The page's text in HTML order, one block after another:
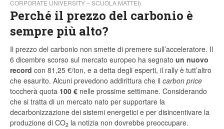
CORPORATE UNIVERSITY – SCUOLA MATTEI)
Perché il prezzo del carbonio è
sempre più alto?
Il prezzo del carbonio non smette di premere sull’acceleratore. Il
6 dicembre scorso sul mercato europeo ha segnato un nuovo
record con 81,25 €/ton, e a detta degli esperti, il rally è tutt’altro
che esaurito. Alcuni prevedono addirittura che il carbon price
toccherà quota 100 € nelle prossime settimane. Considerando
che si tratta di un mercato nato per supportare la
decarbonizzazione dei sistemi energetici e per disincentivare la
produzione di CO2 la notizia non dovrebbe preoccupare.